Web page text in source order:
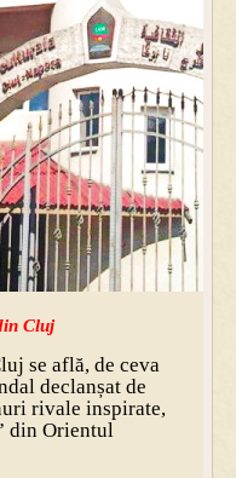
Cluj
se află, de ceva
declanșat de
rivale inspirate,
din Orientul